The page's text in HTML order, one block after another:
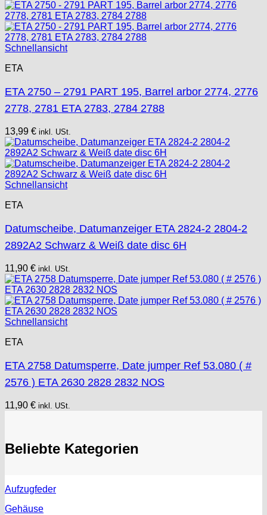
Schnellansicht
ETA
ETA 2750 – 2791 PART 195, Barrel arbor 2774, 2776
2778, 2781 ETA 2783, 2784 2788
13,99 € inkl. USt.
Schnellansicht
ETA
Datumscheibe, Datumanzeiger ETA 2824-2 2804-2
2892A2 Schwarz & Weiß date disc 6H
11,90 € inkl. USt.
Schnellansicht
ETA
ETA 2758 Datumsperre, Date jumper Ref 53.080 ( #
2576 ) ETA 2630 2828 2832 NOS
11,90 € inkl. USt.
Beliebte Kategorien
Aufzugfeder
Gehäuse